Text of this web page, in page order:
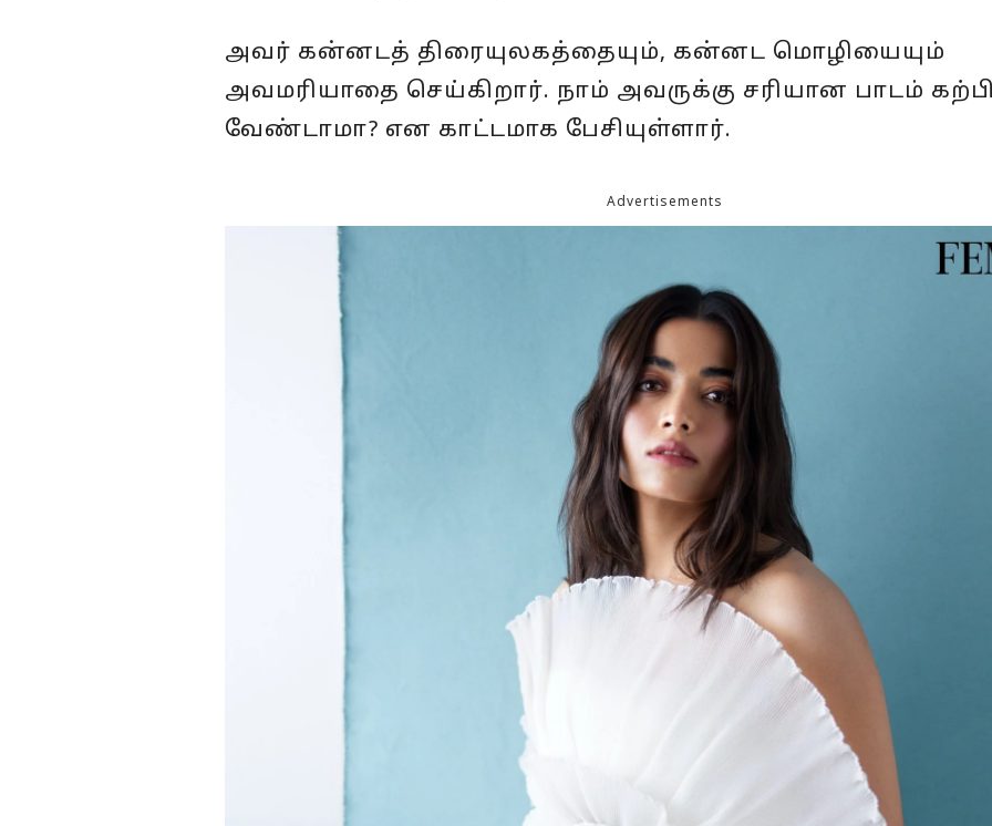
அவர் கன்னடத் திரையுலகத்தையும், கன்னட மொழியையும்
அவமரியாதை செய்கிறார். நாம் அவருக்கு சரியான பாடம்
வேண்டாமா? என காட்டமாக பேசியுள்ளார்.
Advertisements